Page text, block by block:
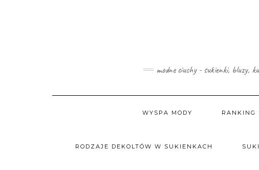
modne ciuchy - sukienki, bluzy,
WYSPA MODY RANKING
RODZAJE DEKOLTÓW W SUKIENKACH